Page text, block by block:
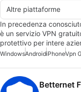
Altre piattaforme
In precedenza
è un servizio VPN
protettivo per intere
WindowsAndroidiPhoneVpn
Betternet